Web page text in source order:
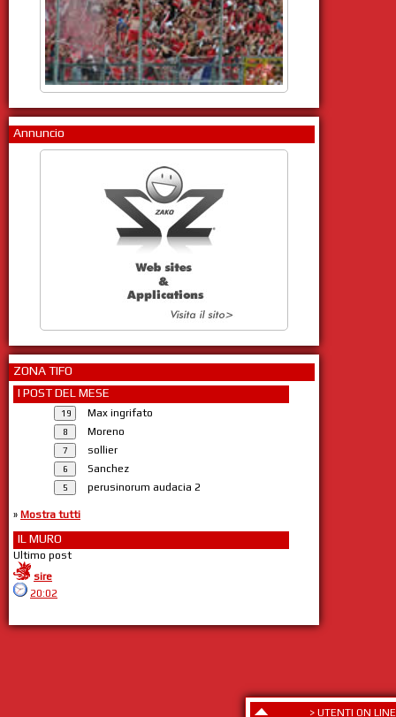
> UTENTI ON LINE
Annuncio
ZONA TIFO
I POST DEL MESE
Max ingrifato
Moreno
sollier
Sanchez
perusinorum audacia 2
» Mostra tutti
IL MURO
Ultimo post
sire
20:02